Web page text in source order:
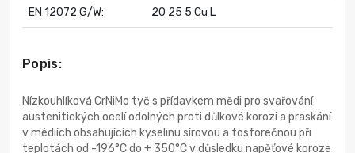
EN 12072 G/W: 20 25 5 Cu L
Popis:
Nízkouhlíková CrNiMo tyč s přídavkem mědi pro svařování
austenitických ocelí odolných proti důlkové korozi a praskání
v médiích obsahujících kyselinu sírovou a fosforečnou při
teplotách od -196°C do + 350°C v důsledku napěťové koroze